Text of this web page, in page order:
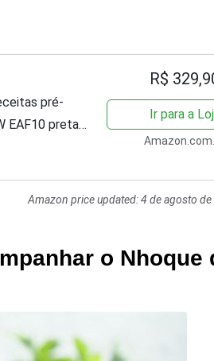
pré-
EAF10 preta
R$
Ir para a
Amazon price updated:4 de agosto
o Nhoque